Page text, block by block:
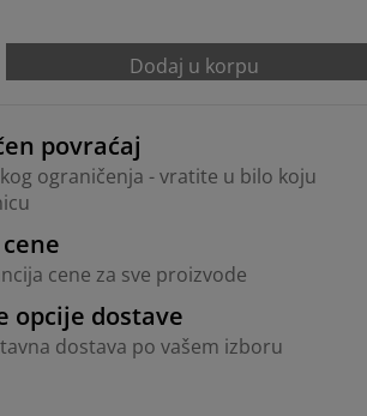
Dodaj u korpu
povraćaj
ograničenja - vratite u bilo koju
cene za sve proizvode
opcije dostave
dostava po vašem izboru